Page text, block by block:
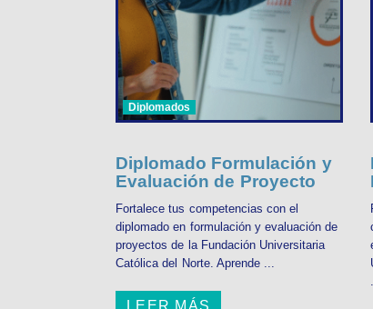
Diplomados
Diplomado Formulación y
Evaluación de Proyecto
Fortalece tus competencias con el
diplomado en formulación y evaluación de
proyectos de la Fundación Universitaria
Católica del Norte. Aprende ...
LEER MÁS